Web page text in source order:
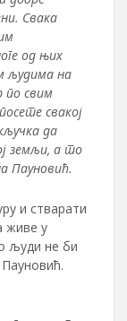
Свака
од њих
људима на
по свим
свакој
да
земљи, а то
Пауновић.
и стварати
живе у
људи не би